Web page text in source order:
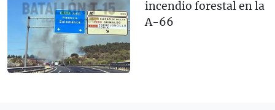
incendio forestal en la
A-66